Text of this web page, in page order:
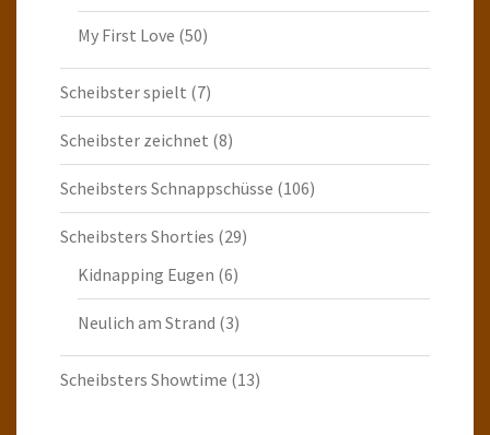
My First Love (50)
Scheibster spielt (7)
Scheibster zeichnet (8)
Scheibsters Schnappschüsse (106)
Scheibsters Shorties (29)
Kidnapping Eugen (6)
Neulich am Strand (3)
Scheibsters Showtime (13)